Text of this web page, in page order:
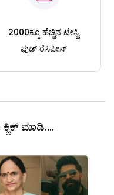
2000ಕ್ಕೂ ಹೆಚ್ಚಿನ ಟೇಸ್ಟಿ
ಫುಡ್ ರೆಸಿಪೀಸ್
ಮಾಡಿ....